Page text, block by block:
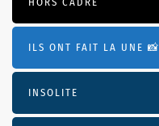
ILS ONT FAIT LA UNE 📸
INSOLITE